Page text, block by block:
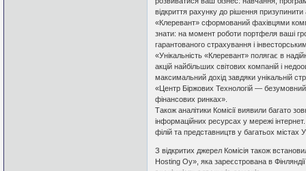
відкриття рахунку до рішення призупинити
«Клеревант» сформований фахівцями
знати: на момент роботи портфеля ваші
гарантованого страхування і
«Унікальність «Клеревант» полягає в
акцій найбільших світових компаній і
максимальний дохід завдяки унікальній
«Центр Біржових Технологій — безумовний
фінансових ринках».
Також аналітики Комісії виявили багато
інформаційних ресурсах у мережі
філій та представництв у багатьох містах
З відкритих джерел Комісія також
Hosting Oy», яка зареєстрована в